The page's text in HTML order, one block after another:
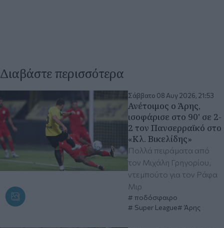
Διαβάστε περισσότερα
Σάββατο 08 Αυγ 2026, 21:53
Ανέτοιμος ο Άρης,
ισοφάρισε στο 90' σε 2-
2 τον Πανσερραϊκό στο
«Κλ. Βικελίδης»
Πολλά πειράματα από
τον Μιχάλη Γρηγορίου,
ντεμπούτο για τον Ράφα
Μιρ
ποδόσφαιρο
Super League
Άρης